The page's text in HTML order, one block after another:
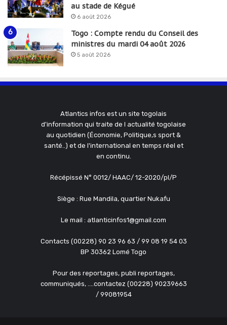
au stade de Kégué
6 août 2026
Togo : Compte rendu du Conseil des
ministres du mardi 04 août 2026
5 août 2026
Atlantics infos est un site togolais
d'information qui traite de l actualité togolaise
au quotidien (Économie, Politique,s sport &
santé..) et de l'international en temps réel et
en continu.
Récépissé N° 0012/ HAAC/ 12-2020/pl/P
Siège : Rue Mandila, quartier Nukafu
Le mail : atlanticinfos1@gmail.com
Contacts (00228) 90 23 96 63 / 99 08 19 54 03
BP 30362 Lomé Togo
Pour des reportages, publi reportages,
communiqués, ....contactez (00228) 90239663
/ 99081954